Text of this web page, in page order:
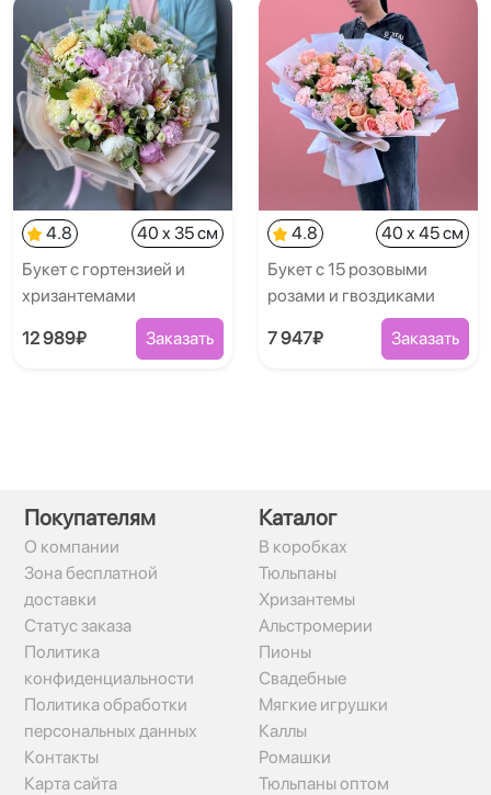
4.8
40 x 35 см
Букет с гортензией и
хризантемами
12 989₽ Заказать
4.8
40 x 45 см
Букет с 15 розовыми
розами и гвоздиками
7 947₽ Заказать
Покупателям
О компании
Зона бесплатной
доставки
Статус заказа
Политика
конфиденциальности
Политика обработки
персональных данных
Контакты
Карта сайта
Каталог
В коробках
Тюльпаны
Хризантемы
Альстромерии
Пионы
Свадебные
Мягкие игрушки
Каллы
Ромашки
Тюльпаны оптом